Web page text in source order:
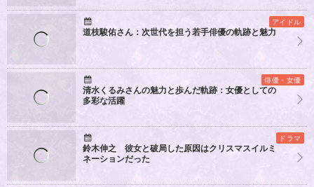
アイドル
道枝駿佑さん：次世代を担う若手俳優の軌跡と魅力
俳優・女優
清水くるみさんの魅力と歩んだ軌跡：女優としての
多彩な活躍
ドラマ
鈴木伸之 彼女と破局した原因はクリスマスイルミ
ネーションだった